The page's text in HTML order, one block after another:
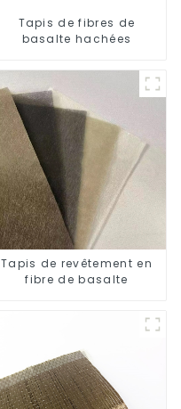
Tapis de fibres de
basalte hachées
Tapis de revêtement en
fibre de basalte